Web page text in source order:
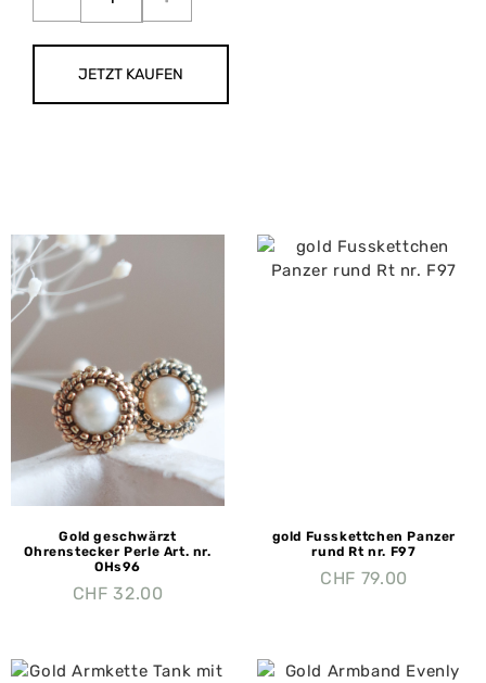
JETZT KAUFEN
Gold geschwärzt
Ohrenstecker Perle Art. nr.
OHs96
CHF 32.00
gold Fusskettchen Panzer
rund Rt nr. F97
CHF 79.00